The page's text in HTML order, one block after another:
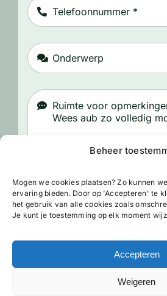
Beheer
Mogen we cookies plaatsen? Zo kunnen
ervaring bieden. Door op 'Accepteren' te
het gebruik van alle cookies zoals
Je kunt je toestemming op elk moment
Accepteren
Weigeren